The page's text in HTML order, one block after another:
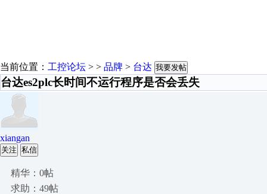
当前位置： 工控论坛 > > 品牌 > 台达 我要发帖
台达es2plc长时间不运行程序是否会丢失
xiangan
关注 私信
精华：0帖
求助：49帖